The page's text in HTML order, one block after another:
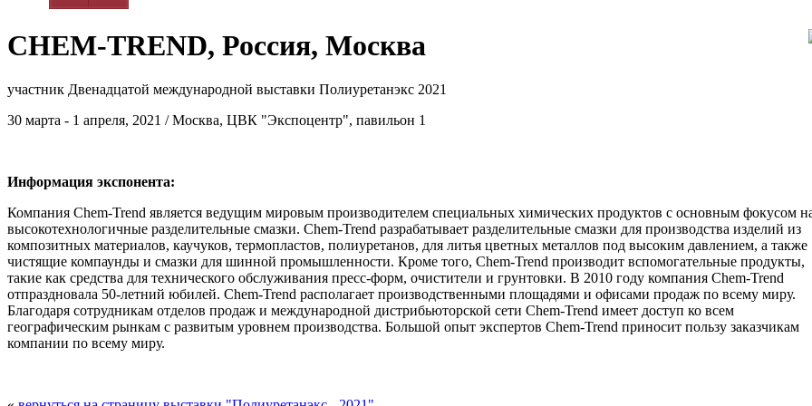
CHEM-TREND, Россия, Москва
участник Двенадцатой международной выставки Полиуретанэкс 2021
30 марта - 1 апреля, 2021 / Москва, ЦВК "Экспоцентр", павильон 1
Информация экспонента:
Компания Chem-Trend является ведущим мировым производителем специальных химических продуктов с основным фокусом
высокотехнологичные разделительные смазки. Chem-Trend разрабатывает разделительные смазки для производства изделий из
композитных материалов, каучуков, термопластов, полиуретанов, для литья цветных металлов под высоким давлением, а также
чистящие компаунды и смазки для шинной промышленности. Кроме того, Chem-Trend производит вспомогательные продукты,
такие как средства для технического обслуживания пресс-форм, очистители и грунтовки. В 2010 году компания Chem-Trend
отпраздновала 50-летний юбилей. Chem-Trend располагает производственными площадями и офисами продаж по всему миру.
Благодаря сотрудникам отделов продаж и международной дистрибьюторской сети Chem-Trend имеет доступ ко всем
географическим рынкам с развитым уровнем производства. Большой опыт экспертов Chem-Trend приносит пользу заказчикам
компании по всему миру.